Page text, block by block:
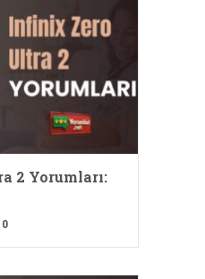
2 Yorumları:
0